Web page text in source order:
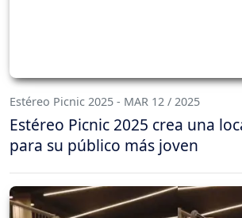
Estéreo Picnic 2025 - MAR 12 / 2025
Estéreo Picnic 2025 crea una
para su público más joven